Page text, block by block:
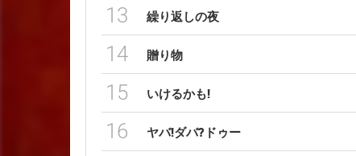
13 繰り返しの夜
14 贈り物
15 いけるかも!
16 ヤバ!ダバ?ドゥー